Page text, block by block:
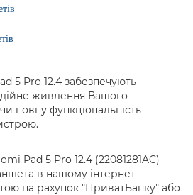
5 Pro 12.4 забезпечують
живлення Вашого
повну функціональність
Pad 5 Pro 12.4 (22081281AC)
в нашому інтернет-
на рахунок "ПриватБанку" або